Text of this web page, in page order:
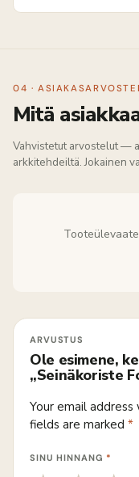
04 ·
Mitä
Vahvistetut arvostelut —
arkkitehdeiltä. Jokainen
Ole esimene,
„Seinäkoriste
Your email
fields are marked *
SINU HINNANG *